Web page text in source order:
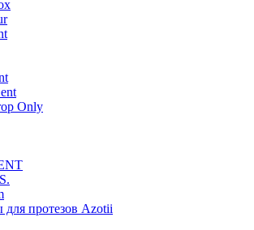
Only
для протезов Azotii